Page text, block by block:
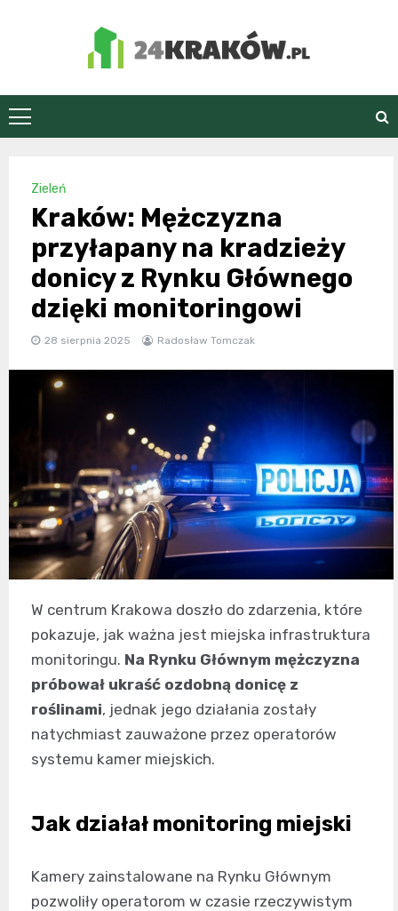
24Kraków.pl
Zieleń
Kraków: Mężczyzna
przyłapany na kradzieży
donicy z Rynku Głównego
dzięki monitoringowi
28 sierpnia 2025 Radosław Tomczak
W centrum Krakowa doszło do zdarzenia, które
pokazuje, jak ważna jest miejska infrastruktura
monitoringu. Na Rynku Głównym mężczyzna
próbował ukraść ozdobną donicę z
roślinami, jednak jego działania zostały
natychmiast zauważone przez operatorów
systemu kamer miejskich.
Jak działał monitoring miejski
Kamery zainstalowane na Rynku Głównym
pozwoliły operatorom w czasie rzeczywistym